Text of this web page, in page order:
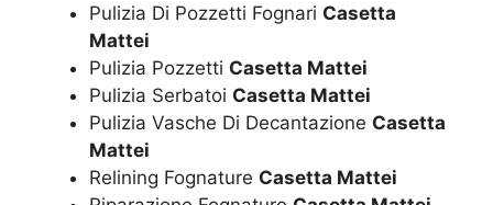
Pulizia Di Pozzetti Fognari Casetta
Mattei
Pulizia Pozzetti Casetta Mattei
Pulizia Serbatoi Casetta Mattei
Pulizia Vasche Di Decantazione Casetta
Mattei
Relining Fognature Casetta Mattei